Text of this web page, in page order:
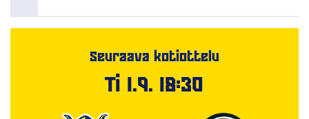
Seuraava kotiottelu
Ti 1.9. 18:30